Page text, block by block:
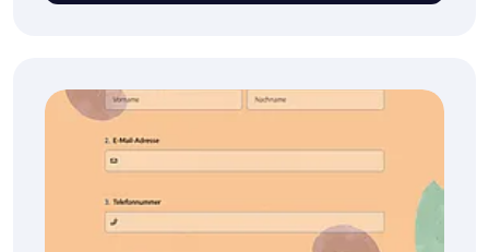
verwenden' und legen Sie los.